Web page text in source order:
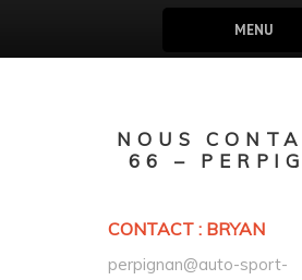
MENU
NOUS
66 –
CONTACT : BRYAN
perpignan@auto-sport-